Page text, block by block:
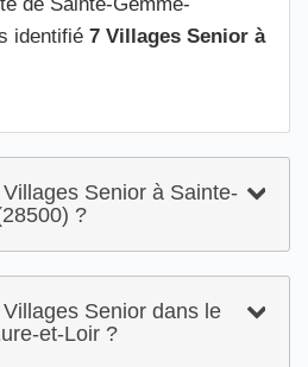
identifié 7 Villages Senior à
Senior à Sainte-
?
Senior dans le
et-Loir ?